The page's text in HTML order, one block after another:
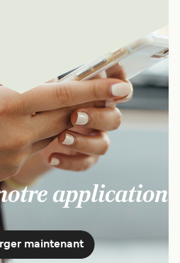
application
maintenant